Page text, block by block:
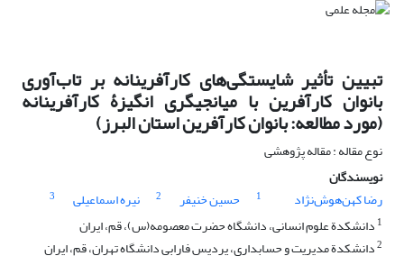
تبیین تأثیر شایستگی‌های کارآفرینانه بر تاب‌آوری
بانوان کارآفرین با میانجیگری انگیزۀ کارآفرینانه
(مورد مطالعه: بانوان کارآفرین استان البرز)
نوع مقاله : مقاله پژوهشی
نویسندگان
رضا کهن‌هوش‌نژاد
1 حسین خنیفر 2 نیره اسماعیلی
3
1 دانشکدة علوم انسانی، دانشگاه حضرت معصومه(س)، قم، ایران
2دانشکدة مدیریت و حسابداری، پردیس فارابی دانشگاه تهران، قم، ایران